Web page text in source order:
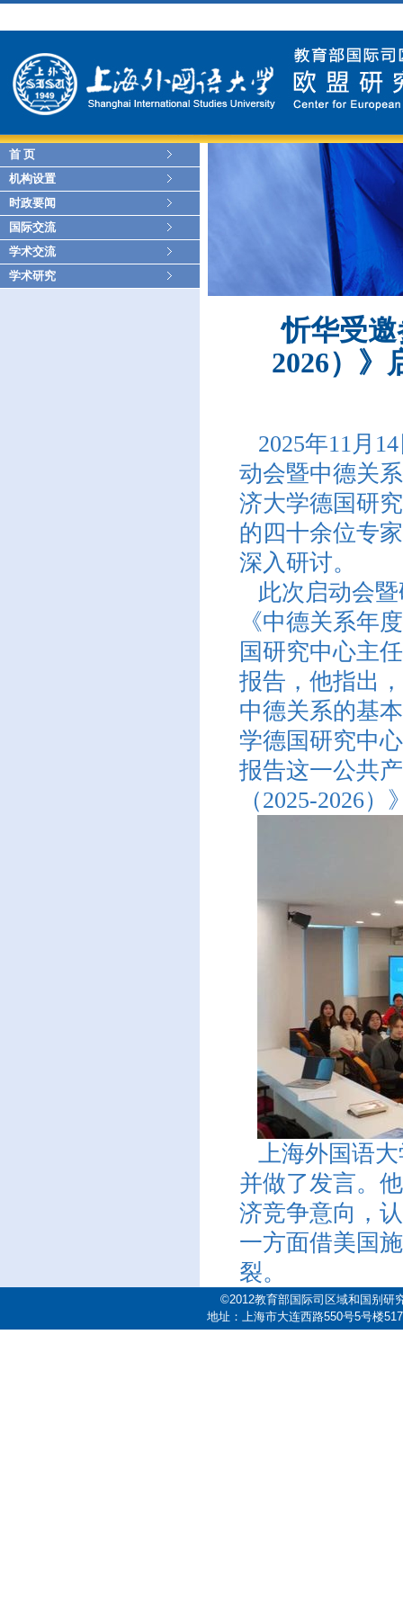
首 页
机构设置
时政要闻
国际交流
学术交流
学术研究
忻华受
2026）》
2025年11月
动会暨中德关
济大学德国研
的四十余位专
深入研讨。
此次启动会暨
《中德关系年
国研究中心主
报告，他指出
中德关系的基
学德国研究中
报告这一公共
（2025-2026
上海外国语大
并做了发言。
济竞争意向，
一方面借美国
裂。
©2012教育部国际司区域和国别研
地址：上海市大连西路550号5号楼